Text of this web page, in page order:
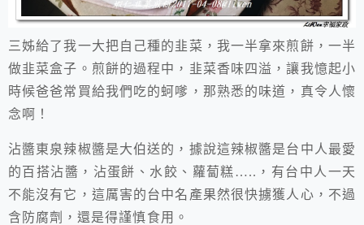
三姊給了我一大把自己種的韭菜，我一半拿來煎餅，一半
做韭菜盒子。煎餅的過程中，韭菜香味四溢，讓我憶起小
時候爸爸常買給我們吃的蚵嗲，那熟悉的味道，真令人懷
念啊！
沾醬東泉辣椒醬是大伯送的，據說這辣椒醬是台中人最愛
的百搭沾醬，沾蛋餅、水餃、蘿蔔糕…..，有台中人一天
不能沒有它，這厲害的台中名產果然很快擄獲人心，不過
含防腐劑，還是得謹慎食用。